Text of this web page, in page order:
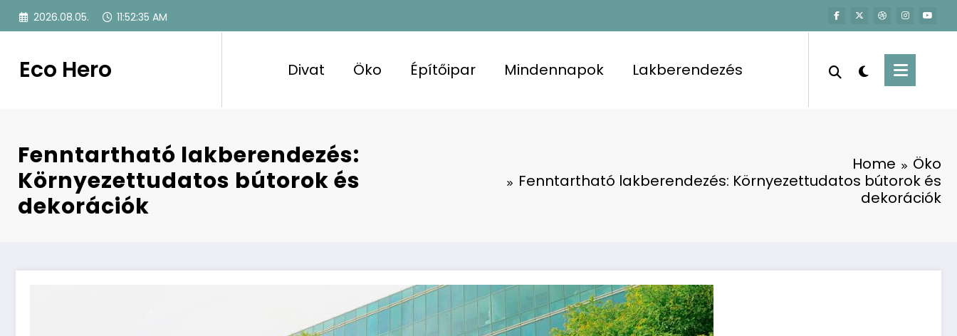
Skip
2026.08.05. 11:52:36 AM
Eco Hero Divat Öko Építőipar Mindennapok Lakberendezés
Fenntartható lakberendezés:
Környezettudatos bútorok és
dekorációk
Home
Öko
Fenntartható lakberendezés: Környezettudatos bútorok és
dekorációk